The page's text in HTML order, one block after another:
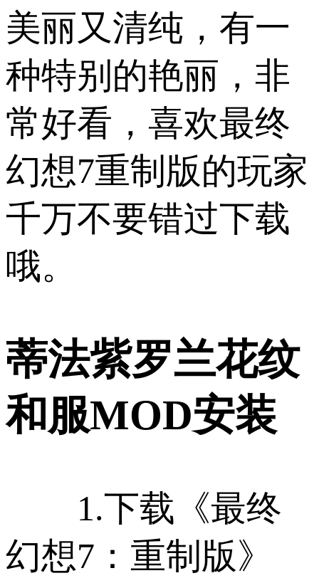
美丽又清纯，有一
种特别的艳丽，非
常好看，喜欢最终
幻想7重制版的玩家
千万不要错过下载
哦。
蒂法紫罗兰花纹
和服MOD安装
1.下载《最终
幻想7：重制版》